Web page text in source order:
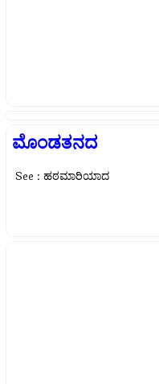
ಮೊಂಡತನದ
See : ಹಠಮಾರಿಯಾದ